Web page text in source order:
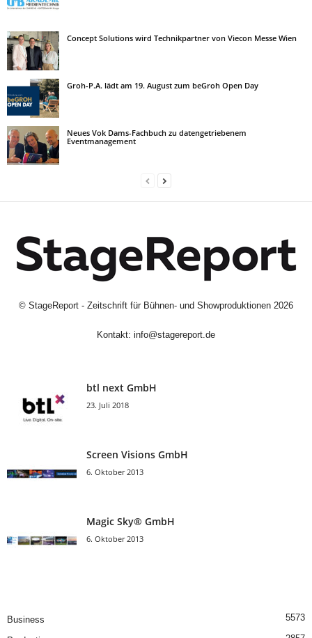
Concept Solutions wird Technikpartner von Viecon Messe Wien
Groh-P.A. lädt am 19. August zum beGroh Open Day
Neues Vok Dams-Fachbuch zu datengetriebenem
Eventmanagement
© StageReport - Zeitschrift für Bühnen- und Showproduktionen 2026
Kontakt: info@stagereport.de
btl next GmbH
23. Juli 2018
Screen Visions GmbH
6. Oktober 2013
Magic Sky® GmbH
6. Oktober 2013
Business 5573